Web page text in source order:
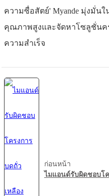
ความซื่อสัตย์' Myande มุ่งมั่น
คุณภาพสูงและจัดหาโซลูชั่นค
ความสำเร็จ
ก่อนหน้า
ไมแอนด์รับผิดชอบโ